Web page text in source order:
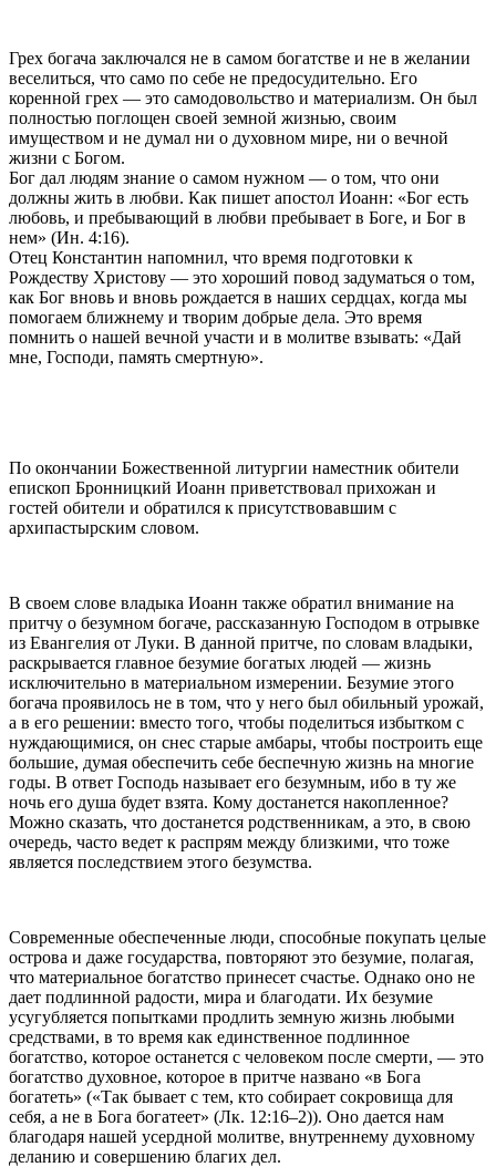
Грех богача заключался не в самом богатстве и не в желании
веселиться, что само по себе не предосудительно. Его
коренной грех — это самодовольство и материализм. Он был
полностью поглощен своей земной жизнью, своим
имуществом и не думал ни о духовном мире, ни о вечной
жизни с Богом.
Бог дал людям знание о самом нужном — о том, что они
должны жить в любви. Как пишет апостол Иоанн: «Бог есть
любовь, и пребывающий в любви пребывает в Боге, и Бог в
нем» (Ин. 4:16).
Отец Константин напомнил, что время подготовки к
Рождеству Христову — это хороший повод задуматься о том,
как Бог вновь и вновь рождается в наших сердцах, когда мы
помогаем ближнему и творим добрые дела. Это время
помнить о нашей вечной участи и в молитве взывать: «Дай
мне, Господи, память смертную».
По окончании Божественной литургии наместник обители
епископ Бронницкий Иоанн приветствовал прихожан и
гостей обители и обратился к присутствовавшим с
архипастырским словом.
В своем слове владыка Иоанн также обратил внимание на
притчу о безумном богаче, рассказанную Господом в отрывке
из Евангелия от Луки. В данной притче, по словам владыки,
раскрывается главное безумие богатых людей — жизнь
исключительно в материальном измерении. Безумие этого
богача проявилось не в том, что у него был обильный урожай,
а в его решении: вместо того, чтобы поделиться избытком с
нуждающимися, он снес старые амбары, чтобы построить еще
большие, думая обеспечить себе беспечную жизнь на многие
годы. В ответ Господь называет его безумным, ибо в ту же
ночь его душа будет взята. Кому достанется накопленное?
Можно сказать, что достанется родственникам, а это, в свою
очередь, часто ведет к распрям между близкими, что тоже
является последствием этого безумства.
Современные обеспеченные люди, способные покупать целые
острова и даже государства, повторяют это безумие, полагая,
что материальное богатство принесет счастье. Однако оно не
дает подлинной радости, мира и благодати. Их безумие
усугубляется попытками продлить земную жизнь любыми
средствами, в то время как единственное подлинное
богатство, которое останется с человеком после смерти, — это
богатство духовное, которое в притче названо «в Бога
богатеть» («Так бывает с тем, кто собирает сокровища для
себя, а не в Бога богатеет» (Лк. 12:16–2)). Оно дается нам
благодаря нашей усердной молитве, внутреннему духовному
деланию и совершению благих дел.